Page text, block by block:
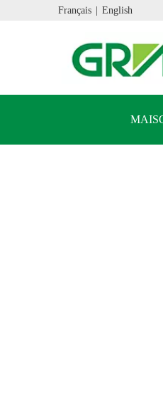
Français English